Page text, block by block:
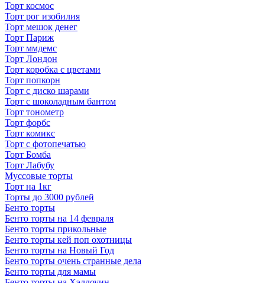
Торт космос
Торт рог изобилия
Торт мешок денег
Торт Париж
Торт ммдемс
Торт Лондон
Торт коробка с цветами
Торт попкорн
Торт с диско шарами
Торт с шоколадным бантом
Торт тонометр
Торт форбс
Торт комикс
Торт с фотопечатью
Торт Бомба
Торт Лабубу
Муссовые торты
Торт на 1кг
Торты до 3000 рублей
Бенто торты
Бенто торты на 14 февраля
Бенто торты прикольные
Бенто торты кей поп охотницы
Бенто торты на Новый Год
Бенто торты очень странные дела
Бенто торты для мамы